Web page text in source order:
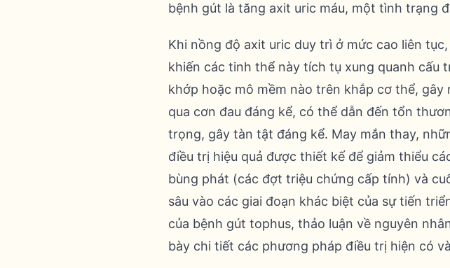
bệnh gút là tăng axit uric máu, một tình trạng
Khi nồng độ axit uric duy trì ở mức cao liên
khiến các tinh thể này tích tụ xung quanh cấu
khớp hoặc mô mềm nào trên khắp cơ thể,
qua cơn đau đáng kể, có thể dẫn đến tổn
trọng, gây tàn tật đáng kể. May mắn thay,
điều trị hiệu quả được thiết kế để giảm thiểu
bùng phát (các đợt triệu chứng cấp tính) và
sâu vào các giai đoạn khác biệt của sự tiến
của bệnh gút tophus, thảo luận về nguyên
bày chi tiết các phương pháp điều trị hiện có